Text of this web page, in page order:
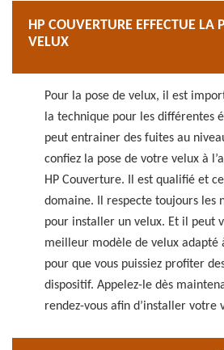
HP COUVERTURE EFFECTUE LA
VELUX
Pour la pose de velux, il est
la technique pour les différentes
peut entrainer des fuites au
confiez la pose de votre velux à
HP Couverture. Il est qualifié et
domaine. Il respecte toujours les
pour installer un velux. Et il peut
meilleur modèle de velux adapté
pour que vous puissiez profiter
dispositif. Appelez-le dès
rendez-vous afin d’installer votre